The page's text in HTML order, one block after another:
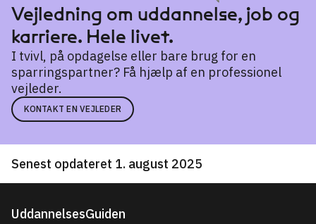
Vejledning om uddannelse, job og
karriere. Hele livet.
I tvivl, på opdagelse eller bare brug for en
sparringspartner? Få hjælp af en professionel
vejleder.
KONTAKT EN VEJLEDER
Senest opdateret 1. august 2025
UddannelsesGuiden